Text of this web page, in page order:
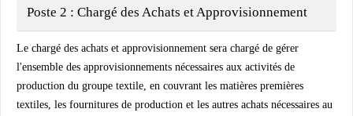
Poste 2 : Chargé des Achats et Approvisionnement
Le chargé des achats et approvisionnement sera chargé de gérer
l'ensemble des approvisionnements nécessaires aux activités de
production du groupe textile, en couvrant les matières premières
textiles, les fournitures de production et les autres achats nécessaires au